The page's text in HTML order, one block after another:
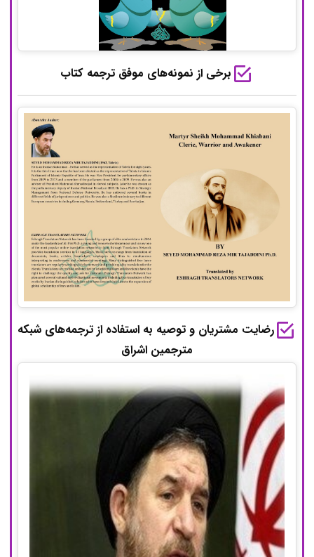
برخی از نمونه‌های موفق ترجمه کتاب
رضایت مشتریان و توصیه به استفاده از ترجمه‌های شبکه
مترجمین اشراق